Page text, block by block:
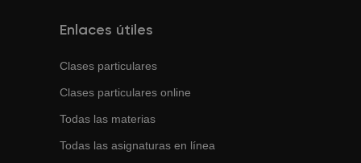
Enlaces útiles
Clases particulares
Clases particulares online
Todas las materias
Todas las asignaturas en línea